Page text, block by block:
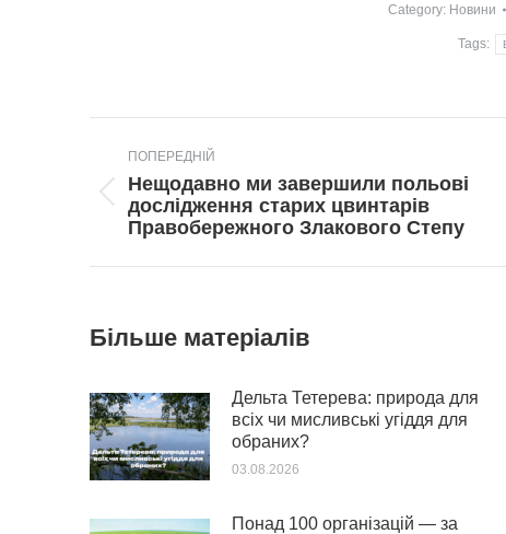
Category: Новини
Tags:
navigation
ПОПЕРЕДНІЙ
Попередній
пост:
Нещодавно ми завершили польові
дослідження старих цвинтарів
Правобережного Злакового Степу
Більше матеріалів
Дельта Тетерева: природа для
всіх чи мисливські угіддя для
обраних?
03.08.2026
Понад 100 організацій — за